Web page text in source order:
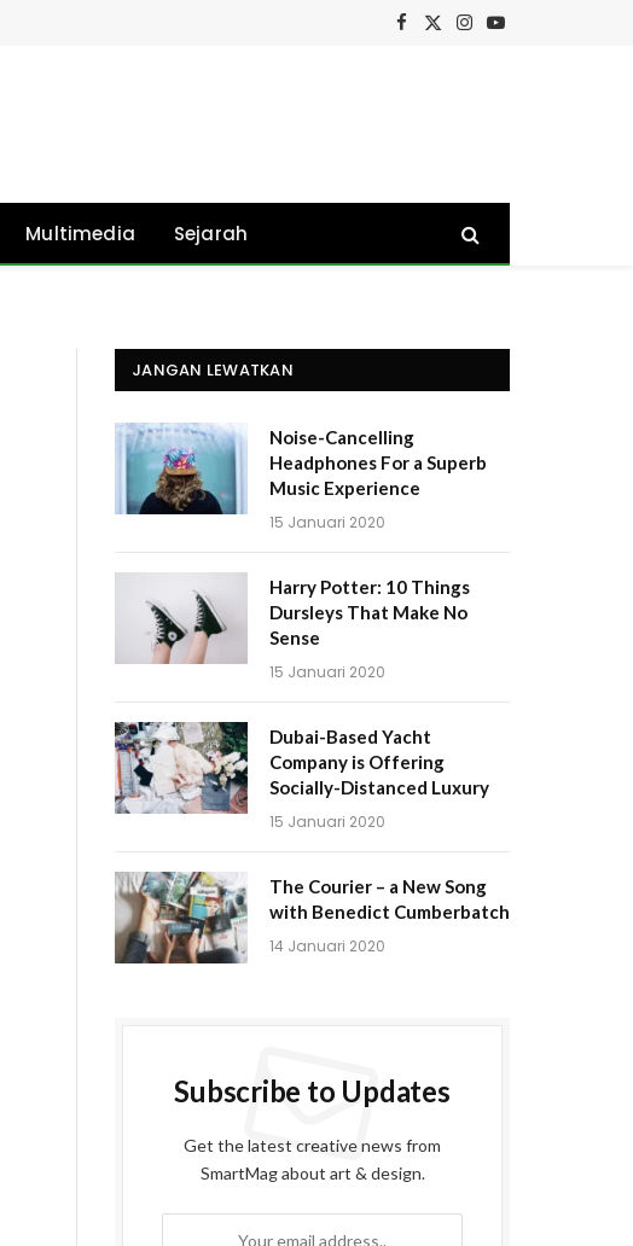
Facebook
X
Instagram
YouTube
Multimedia Sejarah
JANGAN LEWATKAN
Noise-Cancelling
Headphones For a Superb
Music Experience
15 Januari 2020
Harry Potter: 10 Things
Dursleys That Make No
Sense
15 Januari 2020
Dubai-Based Yacht
Company is Offering
Socially-Distanced Luxury
15 Januari 2020
The Courier – a New Song
with Benedict Cumberbatch
14 Januari 2020
Subscribe to Updates
Get the latest creative news from
SmartMag about art & design.